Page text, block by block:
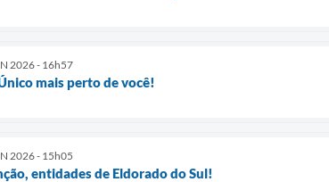
2026 - 16h57
mais perto de você!
2026 - 15h05
entidades de Eldorado do Sul!